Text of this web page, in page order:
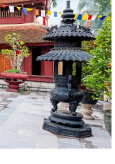
HĐND thành phố về việc
của HĐND thành phố về
của HĐND thành phố về
của HĐND thành phố